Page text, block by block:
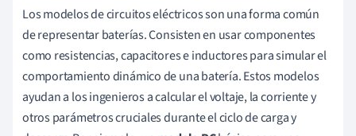
Los modelos de circuitos eléctricos son una forma común
de representar baterías. Consisten en usar componentes
como resistencias, capacitores e inductores para simular el
comportamiento dinámico de una batería. Estos modelos
ayudan a los ingenieros a calcular el voltaje, la corriente y
otros parámetros cruciales durante el ciclo de carga y